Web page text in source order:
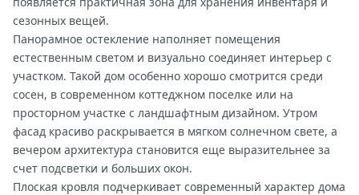
сезонных вещей.
Панорамное остекление наполняет помещения
естественным светом и визуально соединяет интерьер с
участком. Такой дом особенно хорошо смотрится среди
сосен, в современном коттеджном поселке или на
просторном участке с ландшафтным дизайном. Утром
фасад красиво раскрывается в мягком солнечном свете, а
вечером архитектура становится еще выразительнее за
счет подсветки и больших окон.
Плоская кровля подчеркивает современный характер дома